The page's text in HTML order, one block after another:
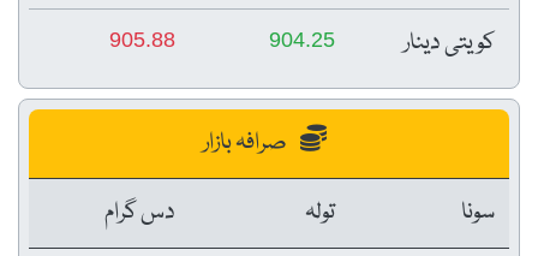
کویتی دینار 904.25
905.88
صرافہ بازار
سونا
تولہ
دس گرام